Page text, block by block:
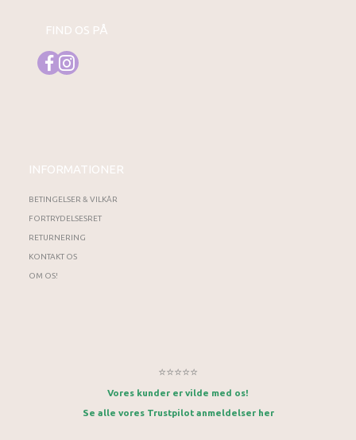
FIND OS PÅ
INFORMATIONER
BETINGELSER & VILKÅR
FORTRYDELSESRET
RETURNERING
KONTAKT OS
OM OS!
⭐⭐⭐⭐⭐
Vores kunder er vilde med os!
Se alle vores Trustpilot anmeldelser her